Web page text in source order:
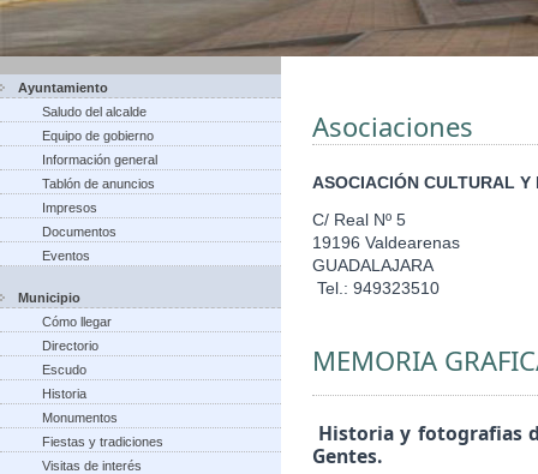
Ayuntamiento
Saludo del alcalde
Equipo de gobierno
Información general
Tablón de anuncios
Impresos
Documentos
Eventos
Municipio
Cómo llegar
Directorio
Escudo
Historia
Monumentos
Fiestas y tradiciones
Visitas de interés
Asociaciones
ASOCIACIÓN CULTURAL Y
C/ Real Nº 5
19196 Valdearenas
GUADALAJARA
Tel.: 949323510
MEMORIA
Historia y fotografias
Gentes.